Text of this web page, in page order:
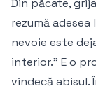
Din păcate,
rezumă adesea
nevoie este
interior.” E o
vindecă abisul.